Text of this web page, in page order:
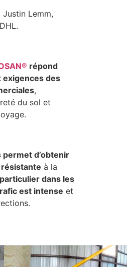
Lemm,
répond
exigences des
,
du sol et
d’obtenir
à la
dans les
est intense et